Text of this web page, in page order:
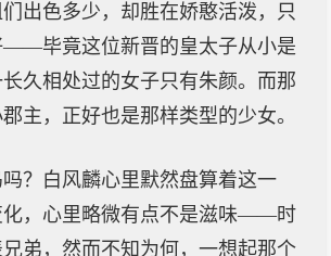
出色多少，却胜在娇憨活泼，只
——毕竟这位新晋的皇太子从小是
久相处过的女子只有朱颜。而那
主，正好也是那样类型的少女。
？白风麟心里默然盘算着这一
化，心里略微有点不是滋味——时
弟，然而不知为何，一想起那个